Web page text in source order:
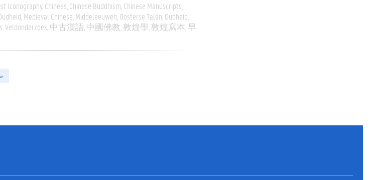
Iconography Chinees Chinese Buddhism Chinese Manuscripts
Medieval Chinese Middeleeuwen Oosterse Talen Oudheid
Veldonderzoek 中古漢語 中國佛教 敦煌學 敦煌寫本 早